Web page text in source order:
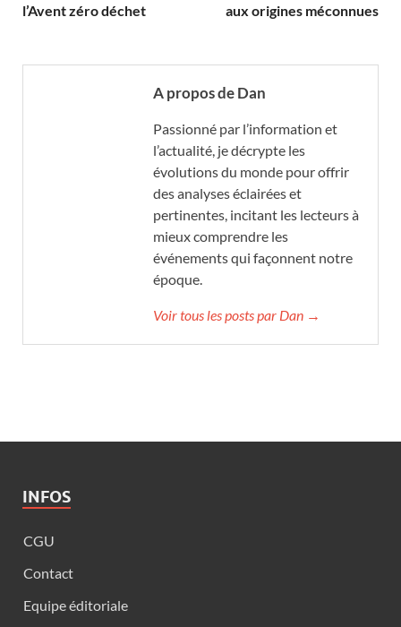
l’Avent zéro déchet
aux origines méconnues
A propos de Dan
Passionné par l’information et
l’actualité, je décrypte les
évolutions du monde pour offrir
des analyses éclairées et
pertinentes, incitant les lecteurs à
mieux comprendre les
événements qui façonnent notre
époque.
Voir tous les posts par Dan →
INFOS
CGU
Contact
Equipe éditoriale